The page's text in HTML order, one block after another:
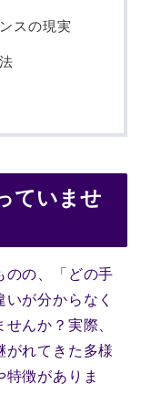
スの現実
ていませ
のの、「どの手
が分からなく
んか？実際、
がれてきた多様
徴がありま